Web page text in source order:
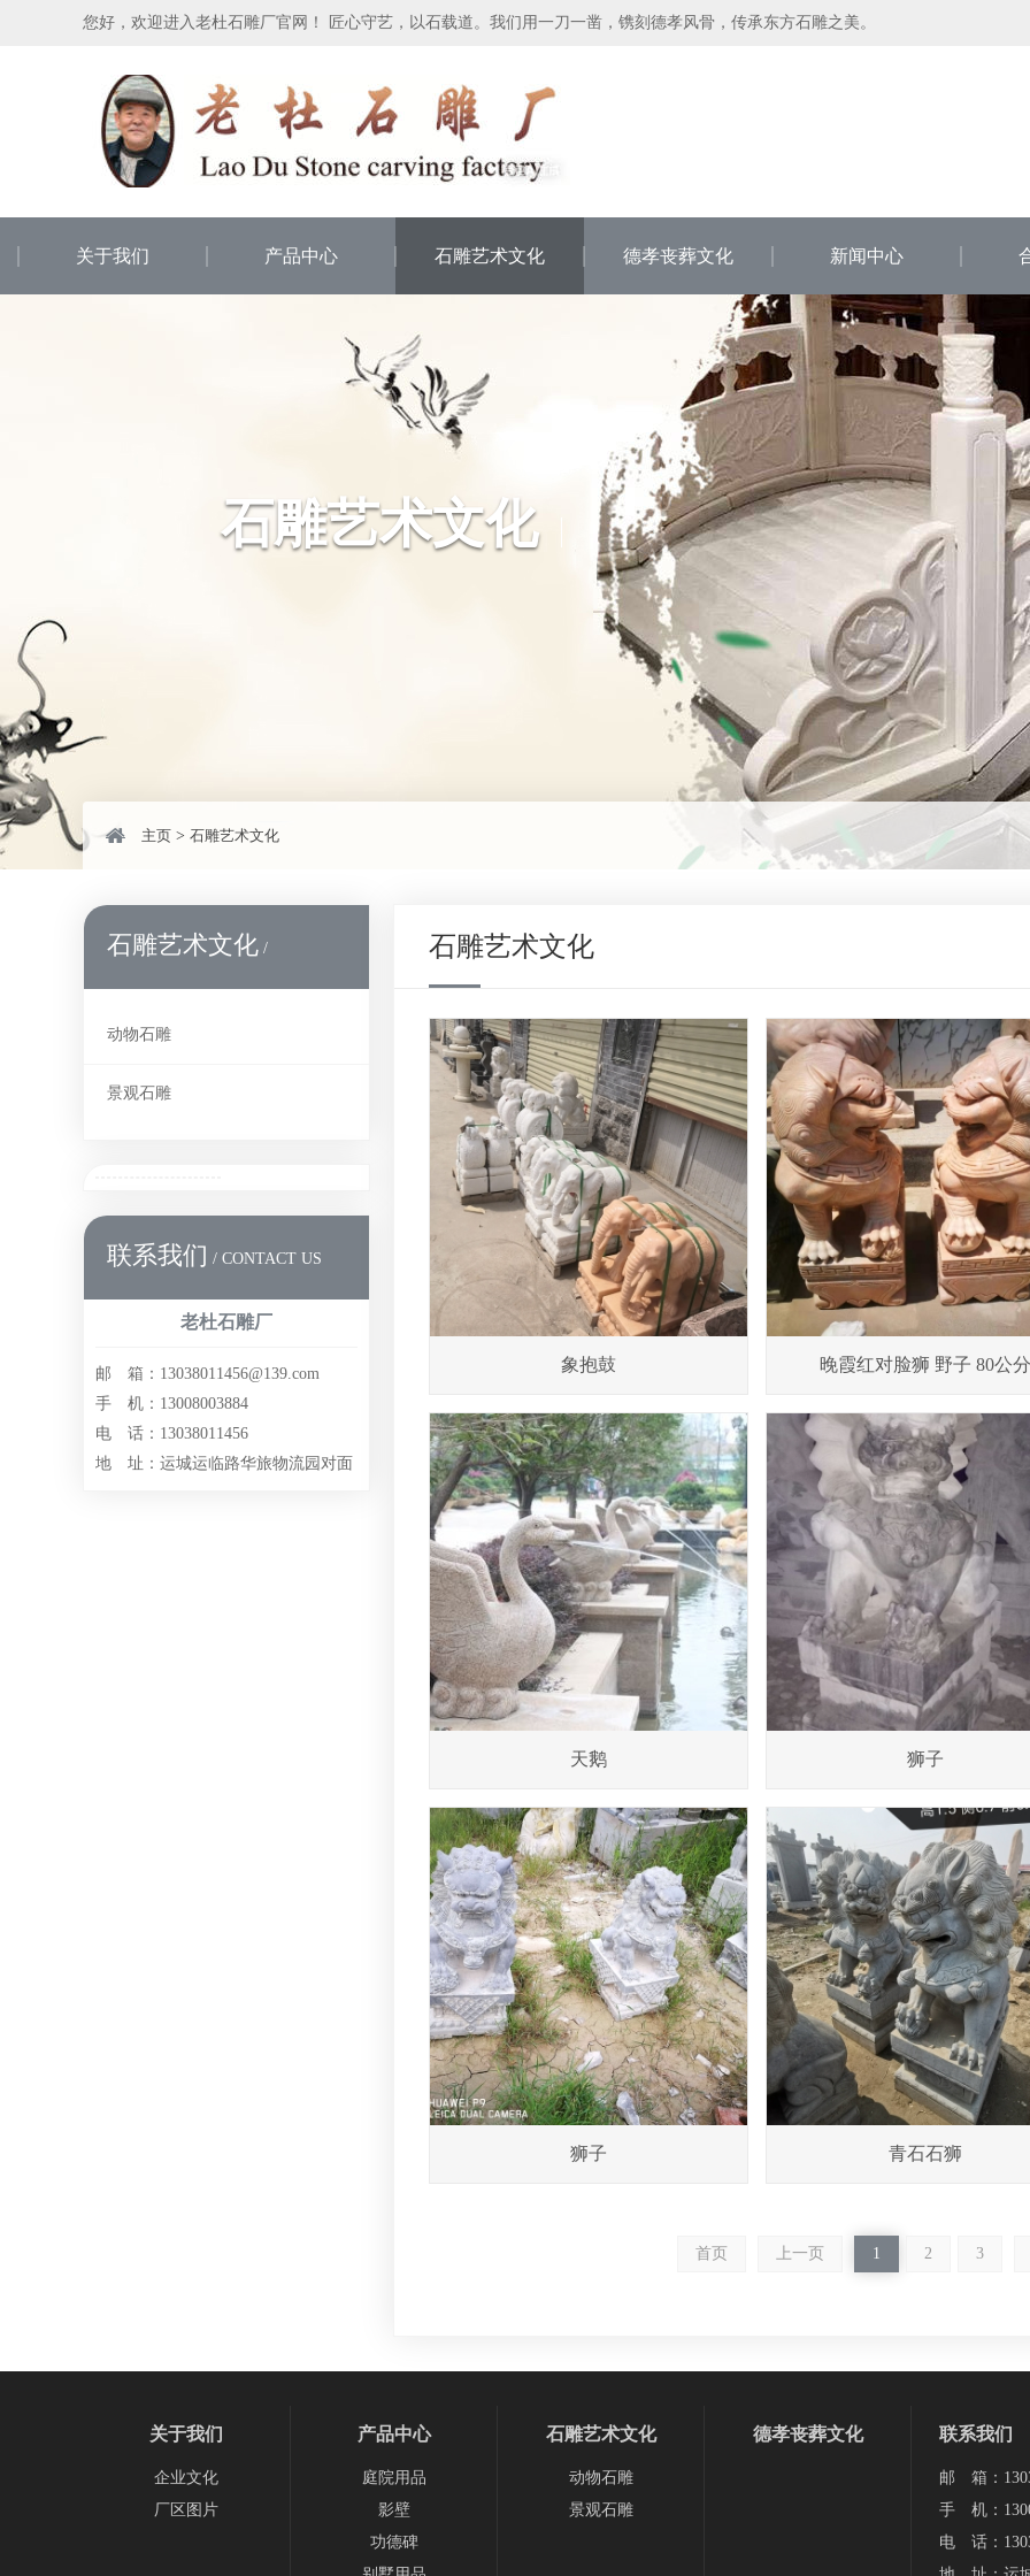
您好，欢迎进入老杜石雕厂官网！ 匠心守艺，以石载道。我们用一刀一凿，镌刻德孝风骨，传承东方石雕之美。
关于我们 产品中心 石雕艺术文化 德孝丧葬文化 新闻中心
石雕艺术文化
主页 > 石雕艺术文化
石雕艺术文化 /
动物石雕
景观石雕
联系我们 / CONTACT US
老杜石雕厂
邮 箱：13038011456@139.com
手 机：13008003884
电 话：13038011456
地 址：运城运临路华旅物流园对面
石雕艺术文化
象抱鼓 晚霞红对脸狮 野子 80公分
天鹅 狮子
狮子 青石石狮
首页 上一页 1 2 3
关于我们
企业文化
厂区图片
产品中心
庭院用品
影壁
功德碑
石雕艺术文化
动物石雕
景观石雕
德孝丧葬文化 联系我们
邮 箱：
手 机：
电 话：